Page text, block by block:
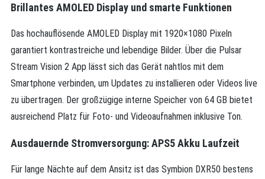
Brillantes AMOLED Display und smarte Funktionen
Das hochauflösende AMOLED Display mit 1920×1080 Pixeln
garantiert kontrastreiche und lebendige Bilder. Über die Pulsar
Stream Vision 2 App lässt sich das Gerät nahtlos mit dem
Smartphone verbinden, um Updates zu installieren oder Videos live
zu übertragen. Der großzügige interne Speicher von 64 GB bietet
ausreichend Platz für Foto- und Videoaufnahmen inklusive Ton.
Ausdauernde Stromversorgung: APS5 Akku Laufzeit
Für lange Nächte auf dem Ansitz ist das Symbion DXR50 bestens